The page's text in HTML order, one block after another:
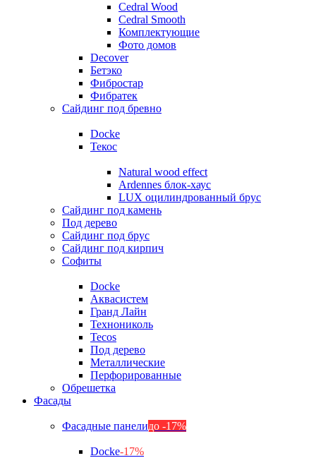
Cedral Wood
Cedral Smooth
Комплектующие
Фото домов
Decover
Бетэко
Фибростар
Фибратек
Сайдинг под бревно
Docke
Текос
Natural wood effect
Ardennes блок-хаус
LUX оцилиндрованный брус
Сайдинг под камень
Под дерево
Сайдинг под брус
Сайдинг под кирпич
Софиты
Docke
Аквасистем
Гранд Лайн
Технониколь
Tecos
Под дерево
Металлические
Перфорированные
Обрешетка
Фасады
Фасадные панелидо -17%
Docke-17%